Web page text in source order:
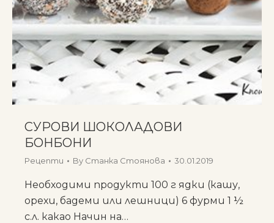
СУРОВИ ШОКОЛАДОВИ
БОНБОНИ
Рецепти By Станка Стоянова 30.01.2019
Необходими продукти 100 г ядки (кашу,
орехи, бадеми или лешници) 6 фурми 1 ½
с.л. какао Начин на…